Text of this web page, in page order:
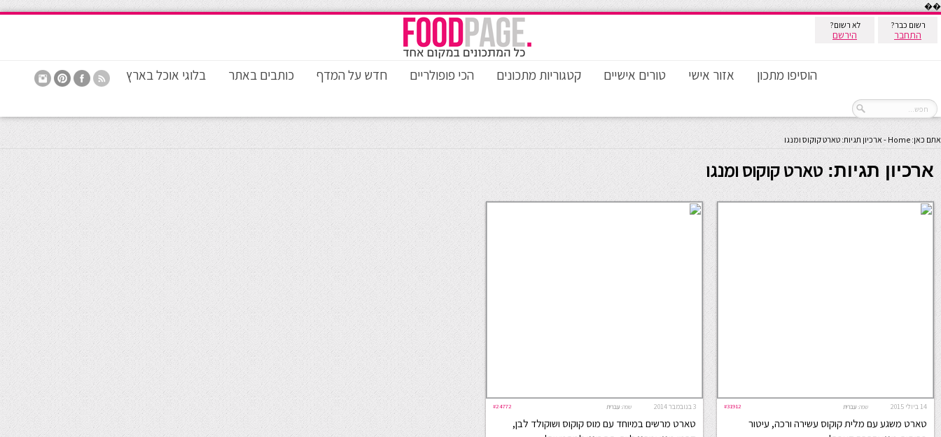
��
רשום כבר?
התחבר
לא רשום?
הירשם
הוסיפו מתכון אזור אישי טורים אישיים קטגוריות מתכונים הכי פופולריים חדש על המדף כותבים באתר בלוגי אוכל בארץ
אתם כאן: Home
- ארכיון תגיות: טארט קוקוס ומנגו
ארכיון תגיות:טארט קוקוס ומנגו
14 ביולי 2015 #31912 שפה: עברית
טארט משגע עם מלית קוקוס עשירה ורכה, עיטור
3 בנובמבר 2014 #24772 שפה: עברית
טארט מרשים במיוחד עם מוס קוקוס ושוקולד לבן,